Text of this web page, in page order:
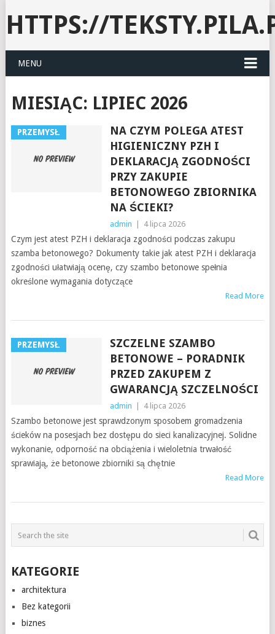
HTTPS://
MENU
MIESIĄC: LIPIEC 2026
PRZEMYSŁ
NA CZYM POLEGA ATEST
HIGIENICZNY PZH I
DEKLARACJĄ ZGODNOŚCI
PRZY ZAKUPIE
BETONOWEGO ZBIORNIKA
NA ŚCIEKI?
admin 4 lipca 2026
Czym jest atest PZH i deklaracja zgodności podczas zakupu
szamba betonowego? Dokumenty takie jak atest PZH i deklaracja
zgodności ułatwiają ocenę, czy szambo betonowe spełnia
określone wymagania dotyczące
Read More
PRZEMYSŁ
SZCZELNE SZAMBO
BETONOWE – PORADNIK
PRZED ZAKUPEM Z
GWARANCJĄ SZCZELNOŚCI
admin 4 lipca 2026
Szambo betonowe jest sprawdzonym sposobem gromadzenia
ścieków na posesjach bez dostępu do sieci kanalizacyjnej. Solidne
wykonanie, odporność na obciążenia i wieloletnia trwałość
sprawiają, że betonowe zbiorniki są chętnie
Read More
KATEGORIE
architektura
Bez kategorii
biznes